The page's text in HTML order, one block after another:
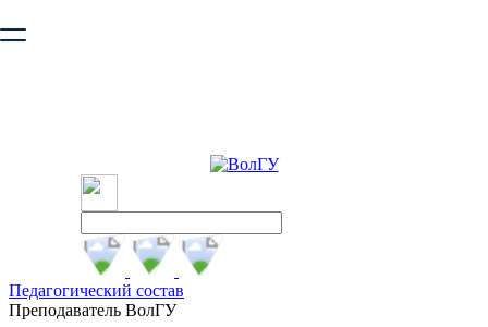
безопасную работу с сайтом. Пожалуйста
Педагогический состав
Преподаватель ВолГУ